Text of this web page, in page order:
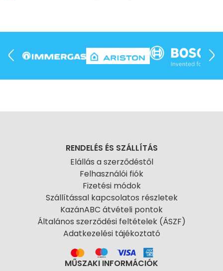
RENDELÉS ÉS SZÁLLÍTÁS
Elállás a szerződéstől
Felhasználói fiók
Fizetési módok
Szállítással kapcsolatos részletek
KazánABC átvételi pontok
Általános szerződési feltételek (ÁSZF)
Adatkezelési tájékoztató
MŰSZAKI INFORMÁCIÓK